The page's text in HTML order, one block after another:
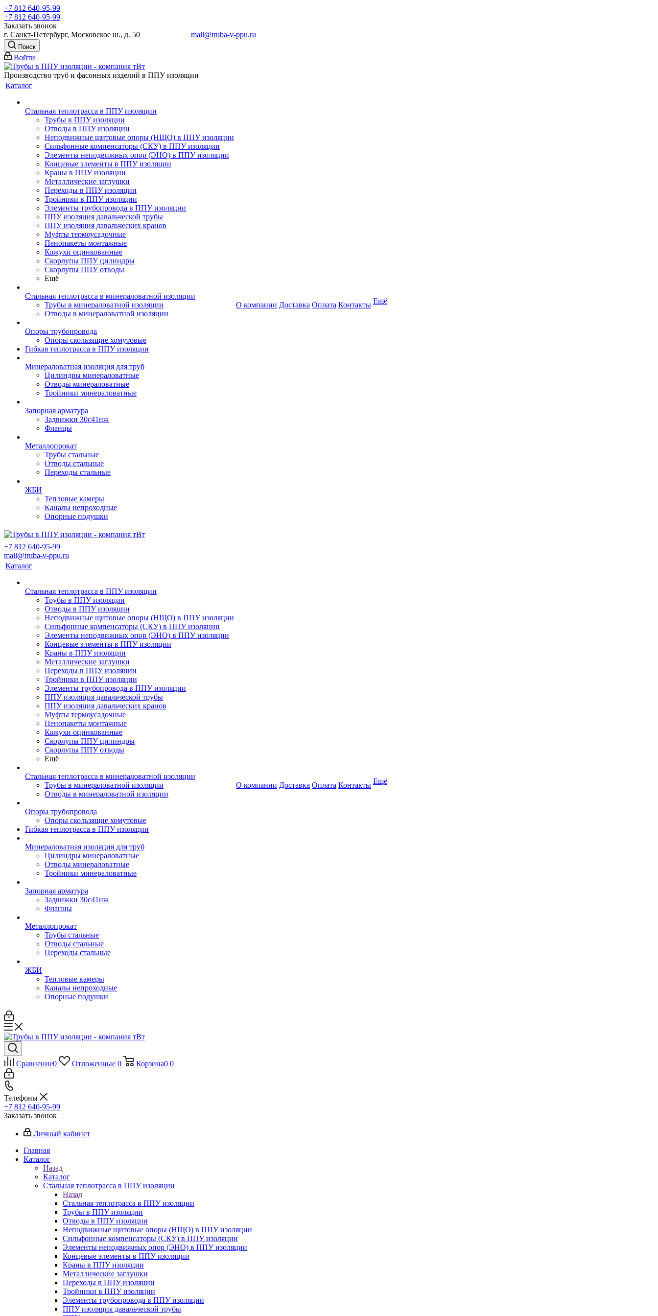
+7 812 640-95-99
+7 812 640-95-99
Заказать звонок
г. Санкт-Петербург, Московское ш., д. 50 mail@truba-v-ppu.ru
Поиск
Войти
Производство труб и фасонных изделий в ППУ изоляции
Каталог
Стальная теплотрасса в ППУ изоляции
Трубы в ППУ изоляции
Отводы в ППУ изоляции
Неподвижные щитовые опоры (НЩО) в ППУ изоляции
Cильфонные компенсаторы (СКУ) в ППУ изоляции
Элементы неподвижных опор (ЭНО) в ППУ изоляции
Концевые элементы в ППУ изоляции
Краны в ППУ изоляции
Металлические заглушки
Переходы в ППУ изоляции
Тройники в ППУ изоляции
Элементы трубопровода в ППУ изоляции
ППУ изоляция давальческой трубы
ППУ изоляция давальческих кранов
Муфты термоусадочные
Пенопакеты монтажные
Кожухи оцинкованные
Скорлупы ППУ цилиндры
Скорлупы ППУ отводы
Ещё
Стальная теплотрасса в минераловатной изоляции
Трубы в минераловатной изоляции
Отводы в минераловатной изоляции
Опоры трубопровода
Опоры скользящие хомутовые
Гибкая теплотрасса в ППУ изоляции
Минераловатная изоляция для труб
Цилиндры минераловатные
Отводы минераловатные
Тройники минераловатные
Запорная арматура
Задвижки 30с41нж
Фланцы
Металлопрокат
Трубы стальные
Отводы стальные
Переходы стальные
ЖБИ
Тепловые камеры
Каналы непроходные
Опорные подушки
О компании Доставка Оплата Контакты Ещё
+7 812 640-95-99
mail@truba-v-ppu.ru
Каталог
Стальная теплотрасса в ППУ изоляции
Трубы в ППУ изоляции
Отводы в ППУ изоляции
Неподвижные щитовые опоры (НЩО) в ППУ изоляции
Cильфонные компенсаторы (СКУ) в ППУ изоляции
Элементы неподвижных опор (ЭНО) в ППУ изоляции
Концевые элементы в ППУ изоляции
Краны в ППУ изоляции
Металлические заглушки
Переходы в ППУ изоляции
Тройники в ППУ изоляции
Элементы трубопровода в ППУ изоляции
ППУ изоляция давальческой трубы
ППУ изоляция давальческих кранов
Муфты термоусадочные
Пенопакеты монтажные
Кожухи оцинкованные
Скорлупы ППУ цилиндры
Скорлупы ППУ отводы
Ещё
Стальная теплотрасса в минераловатной изоляции
Трубы в минераловатной изоляции
Отводы в минераловатной изоляции
Опоры трубопровода
Опоры скользящие хомутовые
Гибкая теплотрасса в ППУ изоляции
Минераловатная изоляция для труб
Цилиндры минераловатные
Отводы минераловатные
Тройники минераловатные
Запорная арматура
Задвижки 30с41нж
Фланцы
Металлопрокат
Трубы стальные
Отводы стальные
Переходы стальные
ЖБИ
Тепловые камеры
Каналы непроходные
Опорные подушки
О компании Доставка Оплата Контакты Ещё
Сравнение0 Отложенные 0 Корзина0 0
Телефоны
+7 812 640-95-99
Заказать звонок
Личный кабинет
Главная
Каталог
Назад
Каталог
Стальная теплотрасса в ППУ изоляции
Назад
Стальная теплотрасса в ППУ изоляции
Трубы в ППУ изоляции
Отводы в ППУ изоляции
Неподвижные щитовые опоры (НЩО) в ППУ изоляции
Cильфонные компенсаторы (СКУ) в ППУ изоляции
Элементы неподвижных опор (ЭНО) в ППУ изоляции
Концевые элементы в ППУ изоляции
Краны в ППУ изоляции
Металлические заглушки
Переходы в ППУ изоляции
Тройники в ППУ изоляции
Элементы трубопровода в ППУ изоляции
ППУ изоляция давальческой трубы